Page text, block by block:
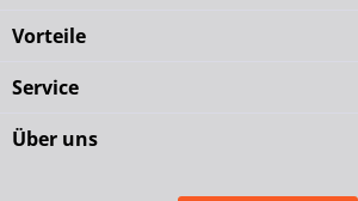
Vorteile
Service
Über uns